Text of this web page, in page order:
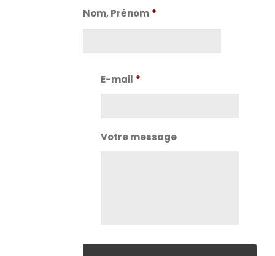
Nom, Prénom *
E-mail *
Votre message